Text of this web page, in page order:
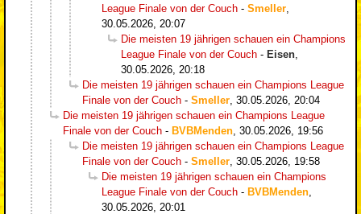
League Finale von der Couch - Smeller
30.05.2026, 20:07
Die meisten 19 jährigen schauen ein Champions
League Finale von der Couch - Eisen
30.05.2026, 20:18
Die meisten 19 jährigen schauen ein Champions League
Finale von der Couch - Smeller 30.05.2026, 20:04
Die meisten 19 jährigen schauen ein Champions League
Finale von der Couch - BVBMenden 30.05.2026, 19:56
Die meisten 19 jährigen schauen ein Champions League
Finale von der Couch - Smeller 30.05.2026, 19:58
Die meisten 19 jährigen schauen ein Champions
League Finale von der Couch - BVBMenden
30.05.2026, 20:01